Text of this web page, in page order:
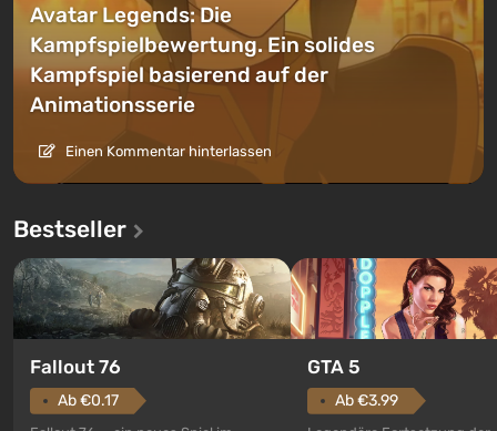
Avatar Legends: Die
Kampfspielbewertung. Ein solides
Kampfspiel basierend auf der
Animationsserie
Einen Kommentar hinterlassen
Bestseller
Fallout 76
Ab €0.17
GTA 5
Ab €3.99